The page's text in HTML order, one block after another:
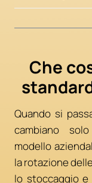
Che
Quando si
cambiano
modello
la rotazione
lo stoccaggio